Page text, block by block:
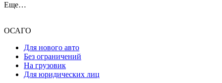
Еще…
ОСАГО
Для нового авто
Без ограничений
На грузовик
Для юридических лиц